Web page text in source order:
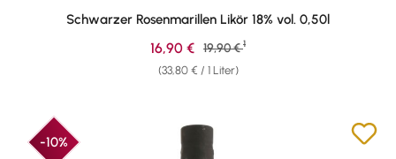
Durchschnittliche Bewertung von 5 von 5 Sternen
Schwarzer Rosenmarillen Likör 18% vol. 0,50l
(33,80 € / 1 Liter)
Verkaufspreis:
16,90 € Regulärer Preis:
19,90 € 1
-10%